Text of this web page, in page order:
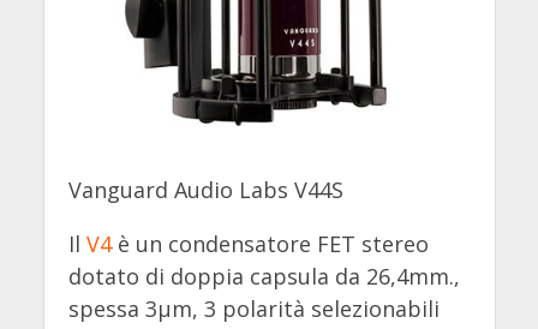
Vanguard Audio Labs V44S
Il V4è un condensatore FET stereo
dotato di doppia capsula da 26,4mm.,
spessa 3µm, 3 polarità selezionabili